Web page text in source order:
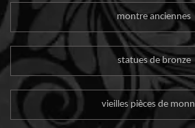
montre anciennes
statues de bronze
vieilles pièces de